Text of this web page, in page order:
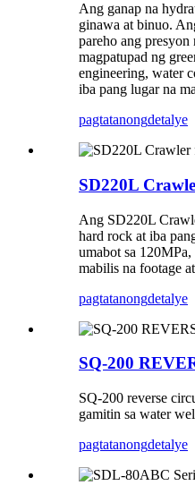
Ang ganap na
ginawa at binuo.
pareho ang
magpatupad ng
engineering, water
iba pang lugar na
pagtatanongdetalye
SD220L
Ang SD220L
hard rock at iba
umabot sa
mabilis na footage
pagtatanongdetalye
SQ-200
SQ-200 reverse
gamitin sa water
pagtatanongdetalye